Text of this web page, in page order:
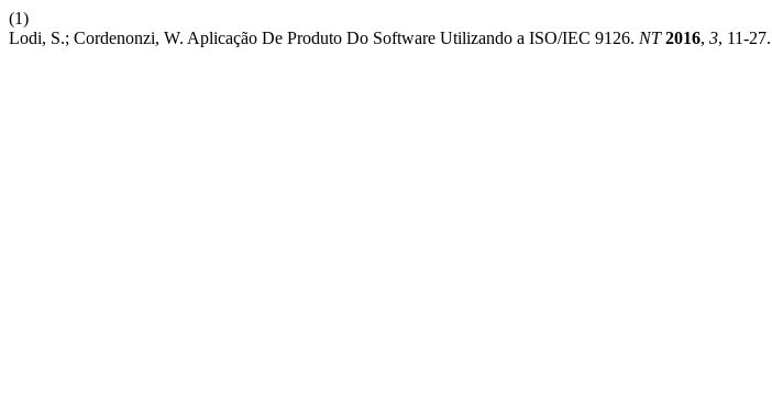
(1)
Lodi, S.; Cordenonzi, W. Aplicação De Produto Do Software Utilizando a ISO/IEC 9126. NT 2016, 3, 11-27.